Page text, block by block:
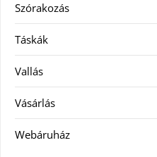
Szórakozás
Táskák
Vallás
Vásárlás
Webáruház